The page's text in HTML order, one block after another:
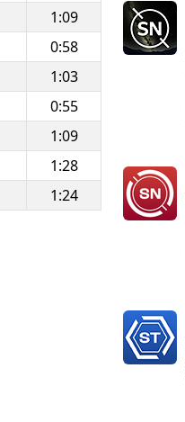
1:09
0:58
1:03
0:55
1:09
1:28
1:24